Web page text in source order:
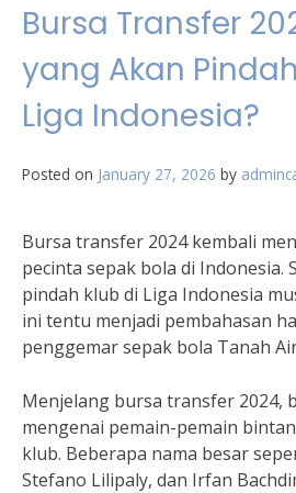
Bursa Transfer
yang Akan
Liga Indonesia?
Posted on January 27, 2026 by
Bursa transfer 2024 kembali
pecinta sepak bola di Indonesia.
pindah klub di Liga Indonesia
ini tentu menjadi pembahasan
penggemar sepak bola Tanah
Menjelang bursa transfer 2024,
mengenai pemain-pemain
klub. Beberapa nama besar
Stefano Lilipaly, dan Irfan